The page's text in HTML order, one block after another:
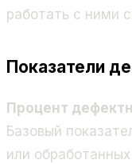
работать с ними
Показатели
Процент
Базовый
или